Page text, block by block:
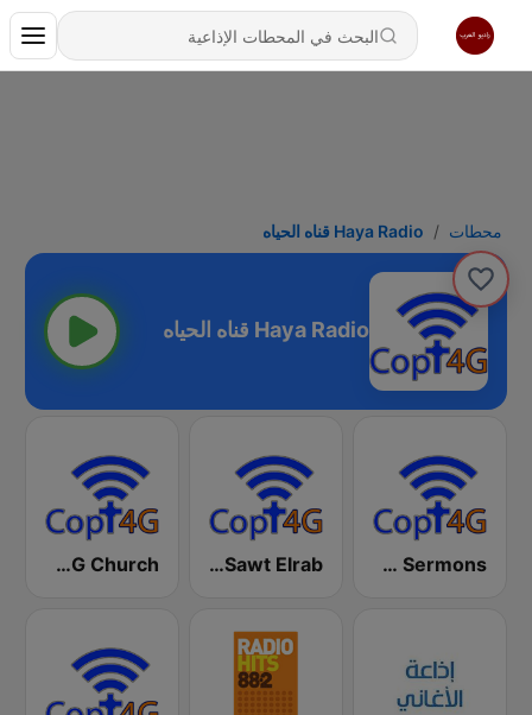
محطات Haya Radio قناه الحياه
Haya Radio قناه الحياه
Copt4G Sermons إذاعه العظات Sawt Elrab صوت الرب Copt4G Church إذاعه الكنيسه (الحان و قداسات)